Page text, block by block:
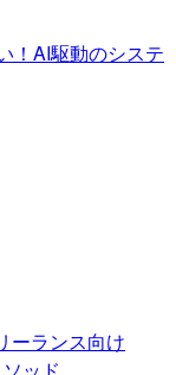
！AI駆動のシステ
ーランス向け
ッド